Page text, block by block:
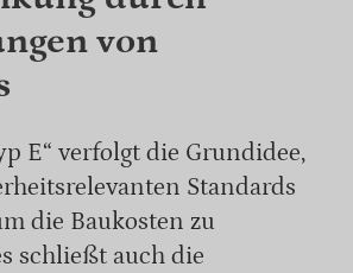
von
E“ verfolgt die Grundidee,
Standards
die Baukosten zu
schließt auch die